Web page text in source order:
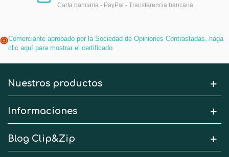
Carta bancaria - PayPal - Transferencia bancaria
Comerciante aprobado por la Sociedad de Opiniones Contrastadas, haga
clic aquí para mostrar el certificado.
Nuestros productos
Informaciones
Blog Clip&Zip